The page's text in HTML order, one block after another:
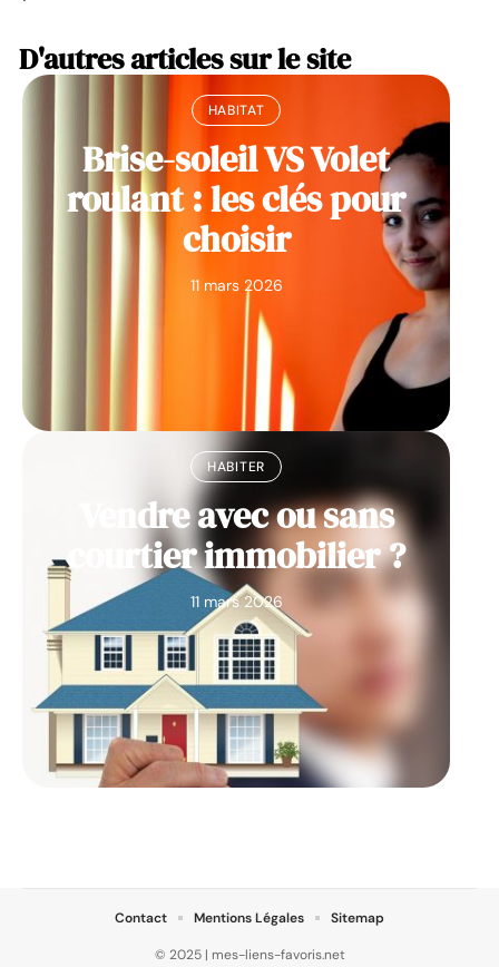
D'autres articles sur le site
HABITAT
Brise-soleil VS Volet
roulant : les clés pour
choisir
11 mars 2026
HABITER
Vendre avec ou sans
courtier immobilier ?
11 mars 2026
© 2025 | mes-liens-favoris.net
Contact Mentions Légales Sitemap